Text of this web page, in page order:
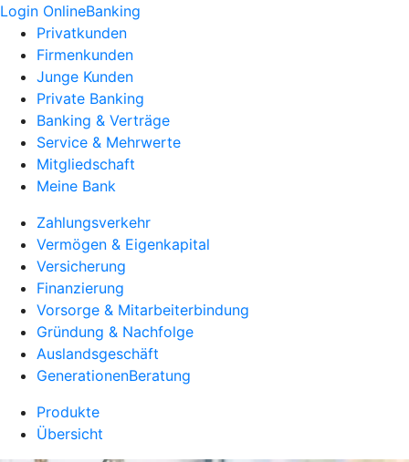
Login OnlineBanking
Privatkunden
Firmenkunden
Junge Kunden
Private Banking
Banking & Verträge
Service & Mehrwerte
Mitgliedschaft
Meine Bank
Zahlungsverkehr
Vermögen & Eigenkapital
Versicherung
Finanzierung
Vorsorge & Mitarbeiterbindung
Gründung & Nachfolge
Auslandsgeschäft
GenerationenBeratung
Produkte
Übersicht